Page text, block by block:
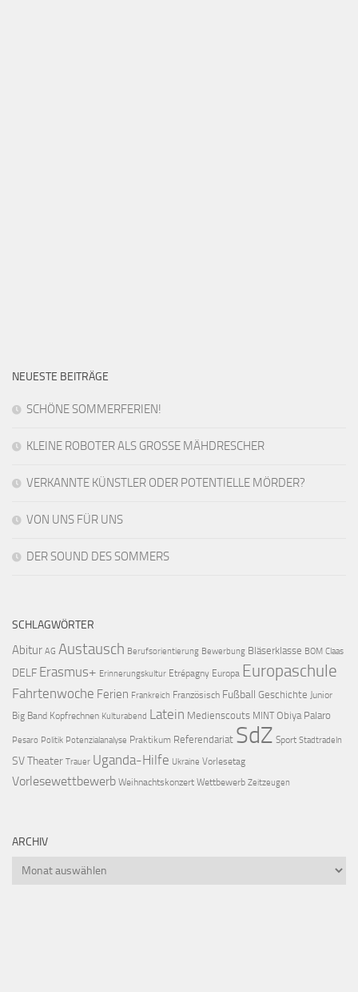
NEUESTE BEITRÄGE
SCHÖNE SOMMERFERIEN!
KLEINE ROBOTER ALS GROSSE MÄHDRESCHER
VERKANNTE KÜNSTLER ODER POTENTIELLE MÖRDER?
VON UNS FÜR UNS
DER SOUND DES SOMMERS
SCHLAGWÖRTER
Abitur AG Austausch Berufsorientierung Bewerbung Bläserklasse BOM Claas
DELF Erasmus+ Erinnerungskultur Etrépagny Europa Europaschule
Fahrtenwoche Ferien Frankreich Französisch Fußball Geschichte Junior
Big Band Kopfrechnen Kulturabend Latein Medienscouts MINT Obiya Palaro
Pesaro Politik Potenzialanalyse Praktikum Referendariat SdZ Sport Stadtradeln
SVTheater Trauer Uganda-Hilfe Ukraine Vorlesetag
Vorlesewettbewerb Weihnachtskonzert Wettbewerb Zeitzeugen
ARCHIV